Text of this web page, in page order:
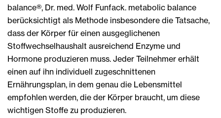
balance®, Dr. med. Wolf Funfack. metabolic balance
berücksichtigt als Methode insbesondere die Tatsache,
dass der Körper für einen ausgeglichenen
Stoffwechselhaushalt ausreichend Enzyme und
Hormone produzieren muss. Jeder Teilnehmer erhält
einen auf ihn individuell zugeschnittenen
Ernährungsplan, in dem genau die Lebensmittel
empfohlen werden, die der Körper braucht, um diese
wichtigen Stoffe zu produzieren.